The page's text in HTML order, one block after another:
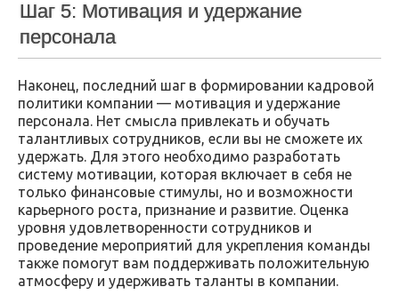
Шаг 5: Мотивация и удержание
персонала
Наконец, последний шаг в формировании кадровой
политики компании — мотивация и удержание
персонала. Нет смысла привлекать и обучать
талантливых сотрудников, если вы не сможете их
удержать. Для этого необходимо разработать
систему мотивации, которая включает в себя не
только финансовые стимулы, но и возможности
карьерного роста, признание и развитие. Оценка
уровня удовлетворенности сотрудников и
проведение мероприятий для укрепления команды
также помогут вам поддерживать положительную
атмосферу и удерживать таланты в компании.